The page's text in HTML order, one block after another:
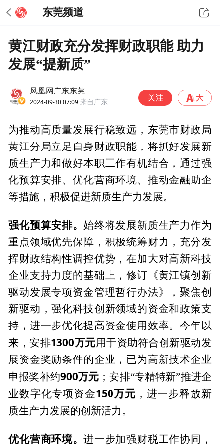
东莞频道
黄江财政充分发挥财政职能 助力
发展“提新质”
凤凰网广东东莞
2024-09-30 07:09 来自广东
为推动高质量发展行稳致远，东莞市财政局
黄江分局立足自身财政职能，将抓好发展新
质生产力和做好本职工作有机结合，通过强
化预算安排、优化营商环境、推动金融助企
等措施，积极促进新质生产力发展。
强化预算安排。
始终将发展新质生产力作为
重点领域优先保障，积极统筹财力，充分发
挥财政结构性调控优势，在加大对高新科技
企业支持力度的基础上，修订《黄江镇创新
驱动发展专项资金管理暂行办法》，聚焦创
新驱动，强化科技创新领域的资金和政策支
持，进一步优化提高资金使用效率。今年以
来，安排1300万元用于资助符合创新驱动发
展资金奖励条件的企业，已为高新技术企业
申报奖补约900万元 ；安排“专精特新”推进企
业数字化专项资金150万元 ，进一步释放新
质生产力发展的创新活力。
优化营商环境。
进一步加强财税工作协同，